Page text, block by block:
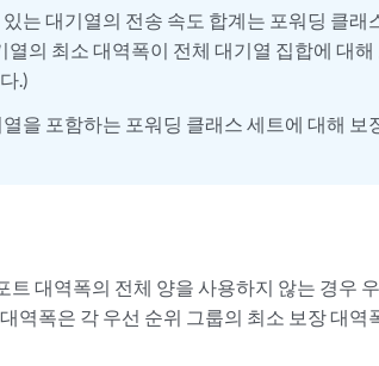
는 대기열의 전송 속도 합계는 포워딩 클래
열의 최소 대역폭이 전체 대기열 집합에 대
.)
을 포함하는 포워딩 클래스 세트에 대해 보
트 대역폭의 전체 양을 사용하지 않는 경우
역폭은 각 우선 순위 그룹의 최소 보장 대